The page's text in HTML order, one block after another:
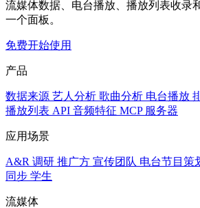
流媒体数据、电台播放、播放列表收录
一个面板。
免费开始使用
产品
数据来源 艺人分析 歌曲分析 电台播放
播放列表 API 音频特征 MCP 服务器
应用场景
A&R 调研 推广方 宣传团队 电台节目策
同步 学生
流媒体